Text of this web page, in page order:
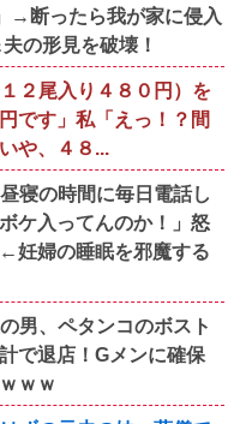
→断ったら我が家に侵入
の形見を破壊！
２尾入り４８０円）を
です」私「えっ！？間
や、４８...
寝の時間に毎日電話し
ケ入ってんのか！」怒
妊婦の睡眠を邪魔する
男、ペタンコのボスト
で退店！Gメンに確保
ｗｗ